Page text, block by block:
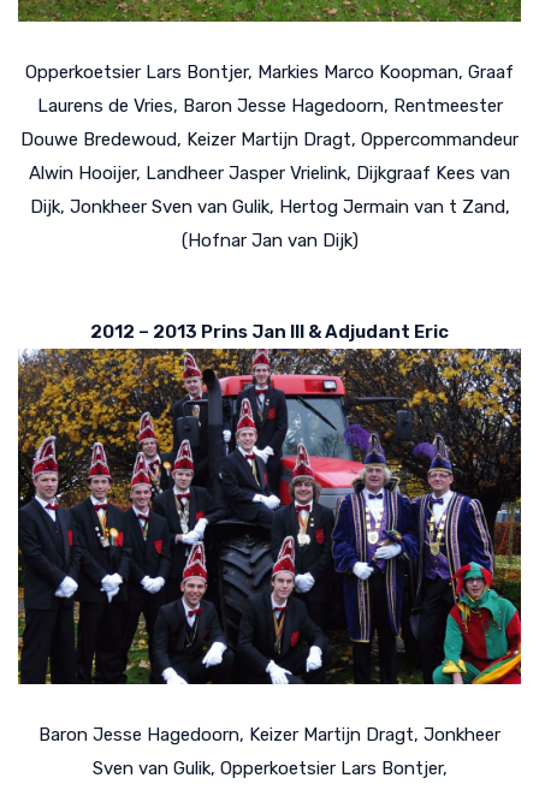
Opperkoetsier Lars Bontjer, Markies Marco Koopman, Graaf
Laurens de Vries, Baron Jesse Hagedoorn, Rentmeester
Douwe Bredewoud, Keizer Martijn Dragt, Oppercommandeur
Alwin Hooijer, Landheer Jasper Vrielink, Dijkgraaf Kees van
Dijk, Jonkheer Sven van Gulik, Hertog Jermain van t Zand,
(Hofnar Jan van Dijk)
2012 – 2013 Prins Jan III & Adjudant Eric
Baron Jesse Hagedoorn, Keizer Martijn Dragt, Jonkheer
Sven van Gulik, Opperkoetsier Lars Bontjer,